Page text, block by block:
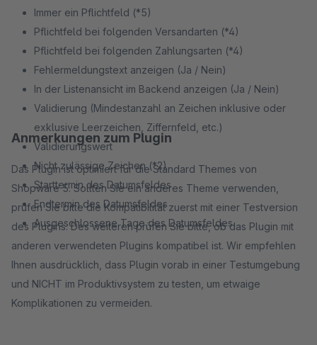
Immer ein Pflichtfeld (*5)
Pflichtfeld bei folgenden Versandarten (*4)
Pflichtfeld bei folgenden Zahlungsarten (*4)
Fehlermeldungstext anzeigen (Ja / Nein)
In der Listenansicht im Backend anzeigen (Ja / Nein)
Validierung (Mindestanzahl an Zeichen inklusive oder
exklusive Leerzeichen, Ziffernfeld, etc.)
Validierungswert
Nicht zulässige Zeichen (*2)
Starttermin des Datumsfeldes
Endtermin des Datumsfeldes
Ausgeschlossene Tage des Datumsfeldes
Anmerkungen zum Plugin
Das Plugin ist optimiert für die Standard Themes von
Shopware 5. Sollten Sie ein anderes Theme verwenden,
prüfen Sie bitte die Kompatibilität zuerst mit einer Testversion
des Plugins. Des weiteren prüfen Sie bitte, ob das Plugin mit
anderen verwendeten Plugins kompatibel ist. Wir empfehlen
Ihnen ausdrücklich, dass Plugin vorab in einer Testumgebung
und NICHT im Produktivsystem zu testen, um etwaige
Komplikationen zu vermeiden.